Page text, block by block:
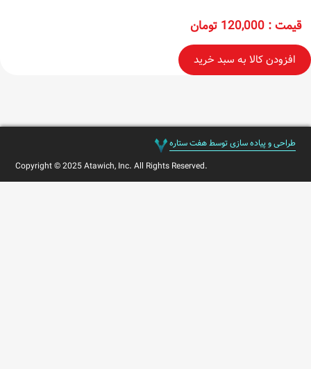
قیمت: 120,000 تومان
افزودن کالا به سبد خرید
طراحی و پیاده سازی توسط هفت ستاره
Copyright © 2025 Atawich, Inc. All Rights Reserved.